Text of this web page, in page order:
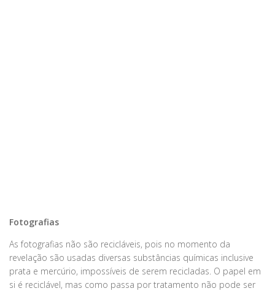
Fotografias
As fotografias não são recicláveis, pois no momento da
revelação são usadas diversas substâncias químicas inclusive
prata e mercúrio, impossíveis de serem recicladas. O papel em
si é reciclável, mas como passa por tratamento não pode ser